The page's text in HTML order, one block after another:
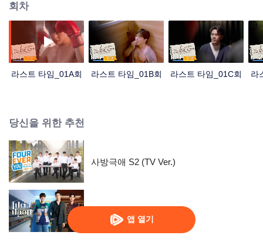
앱 열기
회차
라스트 타임_01A회 라스트 타임_01B회 라스트 타임_01C회 라
당신을 위한 추천
사방극애 S2 (TV Ver.)